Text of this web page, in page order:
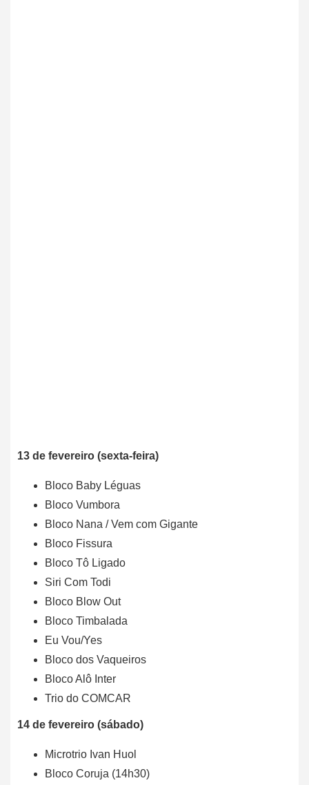
13 de fevereiro (sexta-feira)
Bloco Baby Léguas
Bloco Vumbora
Bloco Nana / Vem com Gigante
Bloco Fissura
Bloco Tô Ligado
Siri Com Todi
Bloco Blow Out
Bloco Timbalada
Eu Vou/Yes
Bloco dos Vaqueiros
Bloco Alô Inter
Trio do COMCAR
14 de fevereiro (sábado)
Microtrio Ivan Huol
Bloco Coruja (14h30)